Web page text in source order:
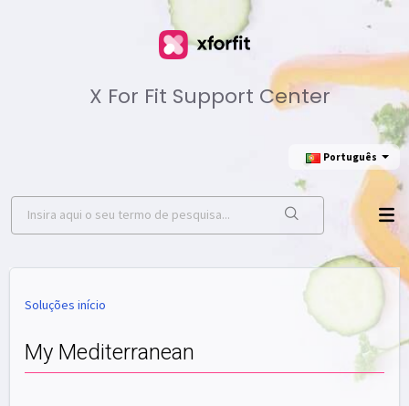
X For Fit Support Center
Português
Soluções início
My Mediterranean